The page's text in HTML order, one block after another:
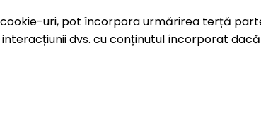
uri, pot încorpora urmărirea terță
dvs. cu conținutul încorporat